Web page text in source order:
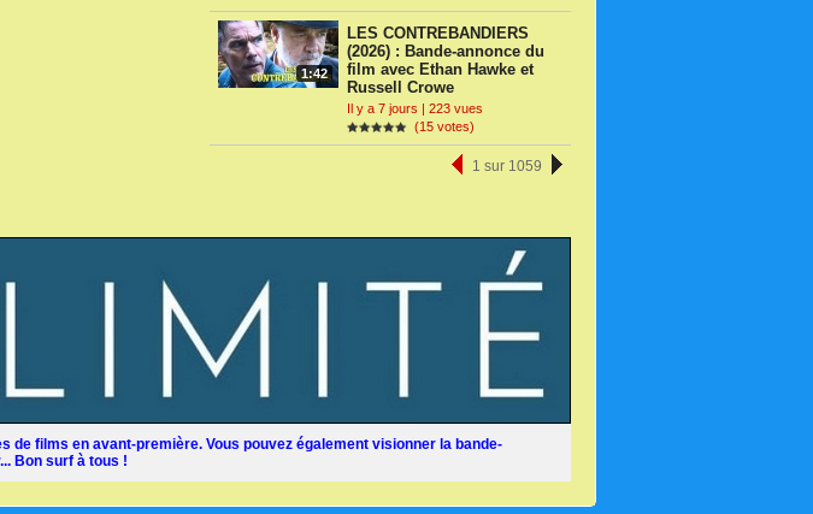
1:42
LES CONTREBANDIERS
(2026) : Bande-annonce du
film avec Ethan Hawke et
Russell Crowe
Il y a 7 jours | 223 vues
(15 votes)
1 sur 1059
films en avant-première. Vous pouvez également visionner la bande-
Bon surf à tous !